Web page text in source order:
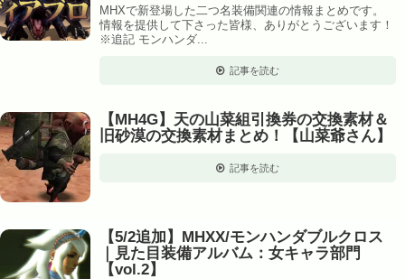
MHXで新登場した二つ名装備関連の情報まとめです。
情報を提供して下さった皆様、ありがとうございます！
※追記 モンハンダ...
記事を読む
【MH4G】天の山菜組引換券の交換素材＆
旧砂漠の交換素材まとめ！【山菜爺さん】
記事を読む
【5/2追加】MHXX/モンハンダブルクロス
｜見た目装備アルバム：女キャラ部門
【vol.2】